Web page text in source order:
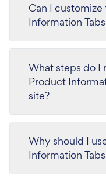
Can I
Information
What steps do I
Product
site?
Why should I
Information